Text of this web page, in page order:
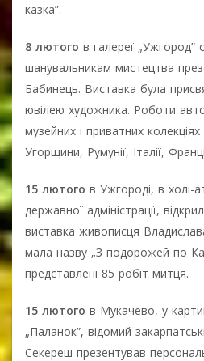
казка”.
8 лютого в галереї „Ужгород”
шанувальникам мистецтва
Бабинець. Виставка була
ювілею художника. Роботи
музейних і приватних
Угорщини, Румунії, Італії,
15 лютого в Ужгороді, в холі-
державної адміністрації,
виставка живописця
мала назву „З подорожей по
представлені 85 робіт митця.
15 лютого в Мукачево, у
„Паланок”, відомий
Секереш презентував